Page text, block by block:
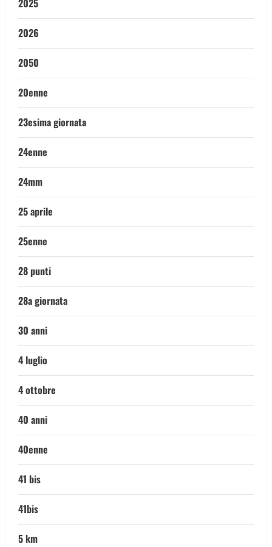
2025
2026
2050
20enne
23esima giornata
24enne
24mm
25 aprile
25enne
28 punti
28a giornata
30 anni
4 luglio
4 ottobre
40 anni
40enne
41 bis
41bis
5 km